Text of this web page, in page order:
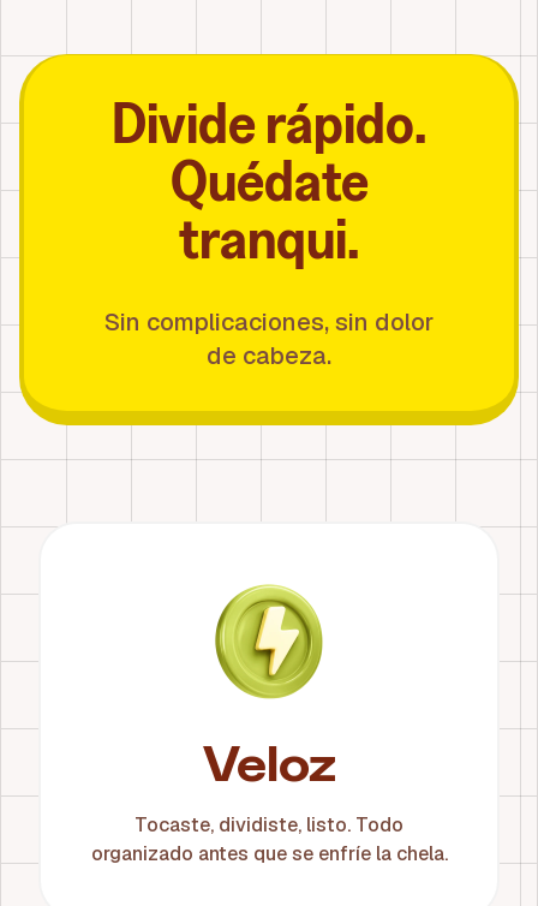
Divide rápido.
Quédate
tranqui.
Sin complicaciones, sin dolor
de cabeza.
¿Por qué escoger BananaSplit pa' dividir gastos?
Veloz
Tocaste, dividiste, listo. Todo
organizado antes que se enfríe la chela.